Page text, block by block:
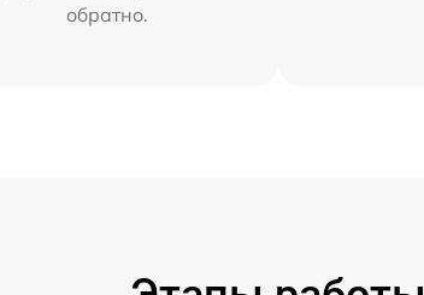
обратно.